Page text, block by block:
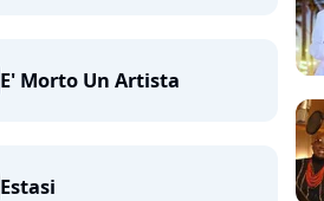
E' Morto Un Artista
Estasi